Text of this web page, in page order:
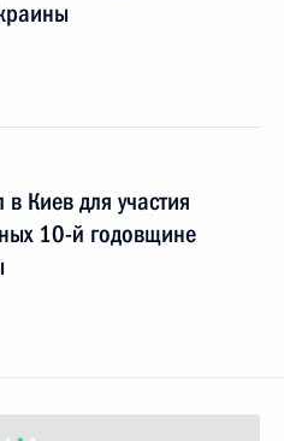
Киев для участия
10-й годовщине